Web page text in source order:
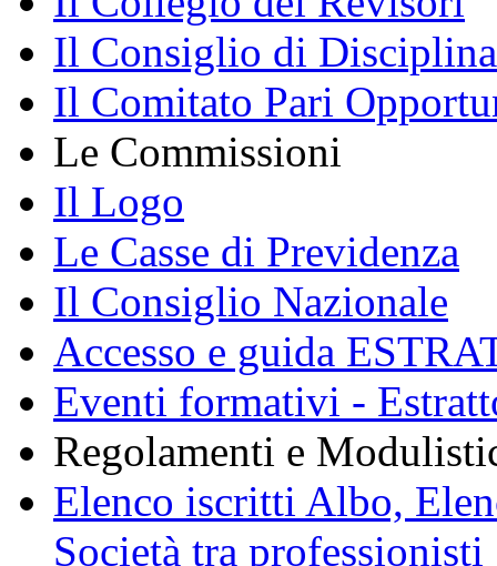
Il Consiglio di
Il Comitato Pari
Le Commissioni
Il Logo
Le Casse di Previdenza
Il Consiglio Nazionale
Accesso e guida
Eventi formativi -
Regolamenti e
Elenco iscritti Albo,
Società tra professionisti